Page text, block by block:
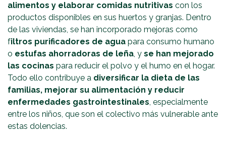
alimentos y elaborar comidas nutritivas con los
productos disponibles en sus huertos y granjas. Dentro
de las viviendas, se han incorporado mejoras como
filtros purificadores de agua para consumo humano
o estufas ahorradoras de leña, y se han mejorado
las cocinas para reducir el polvo y el humo en el hogar.
Todo ello contribuye a diversificar la dieta de las
familias, mejorar su alimentación y reducir
enfermedades gastrointestinales, especialmente
entre los niños, que son el colectivo más vulnerable ante
estas dolencias.